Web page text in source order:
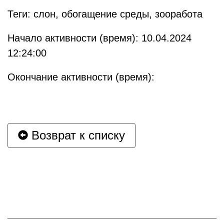
Теги: слон, обогащение среды, зооработа
Начало активности (время): 10.04.2024
12:24:00
Окончание активности (время):
Возврат к списку